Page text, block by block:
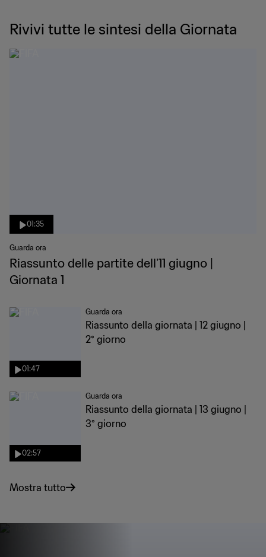
Rivivi tutte le sintesi della Giornata
01:35
Guarda ora
Riassunto delle partite dell'11 giugno |
Giornata 1
01:47
Guarda ora
Riassunto della giornata | 12 giugno |
2° giorno
02:57
Guarda ora
Riassunto della giornata | 13 giugno |
3° giorno
Mostra tutto